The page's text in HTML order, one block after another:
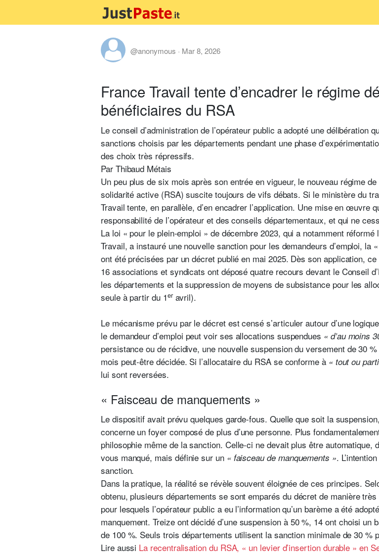
@anonymous · Mar 8, 2026
France Travail tente d’encadrer le régime
bénéficiaires du RSA
Le conseil d’administration de l’opérateur public a adopté une délibération
sanctions choisis par les départements pendant une phase
des choix très répressifs.
Par Thibaud Métais
Un peu plus de six mois après son entrée en vigueur, le nouveau régime
solidarité active (RSA) suscite toujours de vifs débats. Si le ministère du
Travail tente, en parallèle, d’en encadrer l’application. Une mise en œuvre
responsabilité de l’opérateur et des conseils départementaux, et qui ne
La loi « pour le plein-emploi » de décembre 2023, qui a notamment
Travail, a instauré une nouvelle sanction pour les demandeurs d’emploi,
ont été précisées par un décret publié en mai 2025. Dès son application,
16 associations et syndicats ont déposé quatre recours devant le Conseil
les départements et la suppression de moyens de subsistance pour les
seule à partir du 1eravril).
Le mécanisme prévu par le décret est censé s’articuler autour d’une
le demandeur d’emploi peut voir ses allocations suspendues « d’au moins
persistance ou de récidive, une nouvelle suspension du versement de 30
mois peut-être décidée. Si l’allocataire du RSA se conforme à « tout ou
lui sont reversées.
« Faisceau de manquements »
Le dispositif avait prévu quelques garde-fous. Quelle que soit la
concerne un foyer composé de plus d’une personne. Plus
philosophie même de la sanction. Celle-ci ne devait plus être
vous manqué, mais définie sur un « faisceau de manquements ».
sanction.
Dans la pratique, la réalité se révèle souvent éloignée de ces principes.
obtenu, plusieurs départements se sont emparés du décret de manière
pour lesquels l’opérateur public a eu l’information qu’un barème a été
manquement. Treize ont décidé d’une suspension à 50 %, 14 ont choisi
de 100 %. Seuls trois départements utilisent la sanction minimale de 30 %
Lire aussi La recentralisation du RSA, « un levier d’insertion durable » en